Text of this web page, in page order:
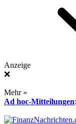
Anzeige
❌
Mehr »
Ad hoc-Mitteilungen: